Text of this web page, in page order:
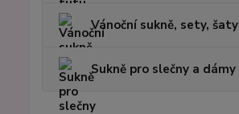
Vánoční sukně, sety, šaty
Sukně pro slečny a dámy